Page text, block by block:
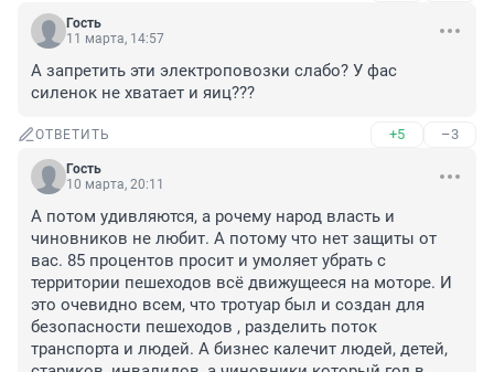
Гость
11 марта, 14:57
А запретить эти электроповозки слабо? У фас
силенок не хватает и яиц???
ОТВЕТИТЬ +5 –3
Гость
10 марта, 20:11
А потом удивляются, а рочему народ власть и
чиновников не любит. А потому что нет защиты от
вас. 85 процентов просит и умоляет убрать с
территории пешеходов всё движущееся на моторе. И
это очевидно всем, что тротуар был и создан для
безопасности пешеходов , разделить поток
транспорта и людей. А бизнес калечит людей, детей,